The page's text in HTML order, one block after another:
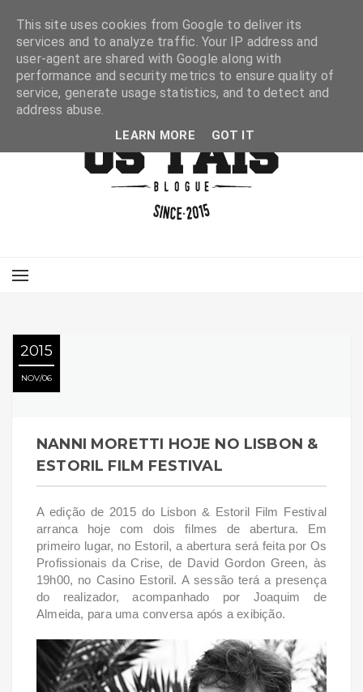
2015
NOV 06
NANNI MORETTI HOJE NO LISBON &
ESTORIL FILM FESTIVAL
A edição de 2015 do Lisbon & Estoril Film Festival
arranca hoje com dois filmes de abertura. Em
primeiro lugar, no Estoril, a abertura será feita por Os
Profissionais da Crise, de David Gordon Green, às
19h00, no Casino Estoril. A sessão terá a presença
do realizador, acompanhado por Joaquim de
Almeida, para uma conversa após a exibição.
This site uses cookies from Google to deliver its
services and to analyze traffic. Your IP address and
user-agent are shared with Google along with
performance and security metrics to ensure quality of
service, generate usage statistics, and to detect and
address abuse.
LEARN MORE GOT IT